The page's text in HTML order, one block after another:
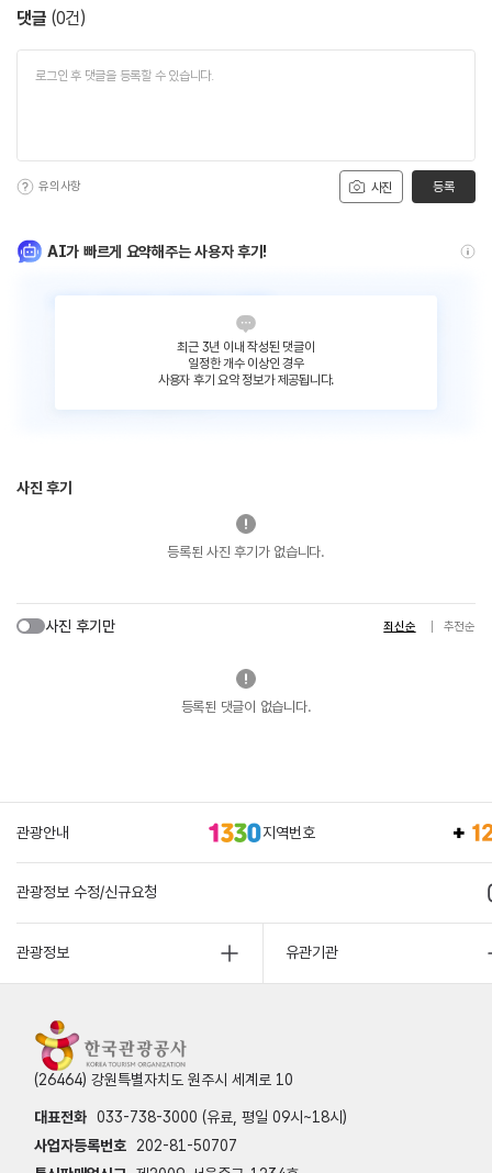
댓글 (0건)
사진
유의사항 등록
AI가 빠르게 요약해주는 사용자 후기!
최근 3년 이내 작성된 댓글이
일정한 개수 이상인 경우
사용자 후기 요약 정보가 제공됩니다.
사진 후기
등록된 사진 후기가 없습니다.
사진 후기만 최신순 추천순
등록된 댓글이 없습니다.
관광안내 지역번호
관광정보 수정/신규요청
관광정보 유관기관
(26464) 강원특별자치도 원주시 세계로 10
대표전화 033-738-3000 (유료, 평일 09시~18시)
사업자등록번호
202-81-50707